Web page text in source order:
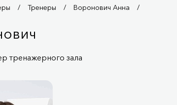
Тренеры Воронович Анна
тренажерного зала